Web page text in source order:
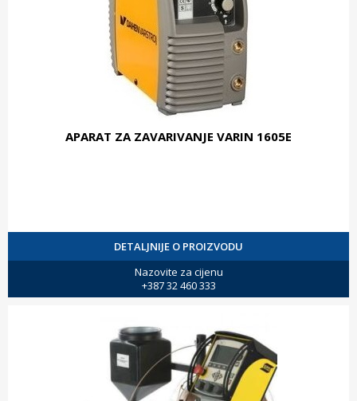
APARAT ZA ZAVARIVANJE VARIN 1605E
DETALJNIJE O PROIZVODU
Nazovite za cijenu
+387 32 460 333